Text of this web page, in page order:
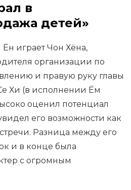
в
детей»
играет Чон Хёна,
организации по
и правую руку главы
Хи (в исполнении Ём
оценил потенциал
его возможности как
Разница между его
и в конце была
с огромным